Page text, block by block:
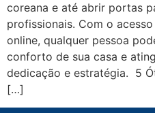
coreana e até abrir portas
profissionais. Com o
online, qualquer pessoa
conforto de sua casa e
dedicação e estratégia. 5
[…]